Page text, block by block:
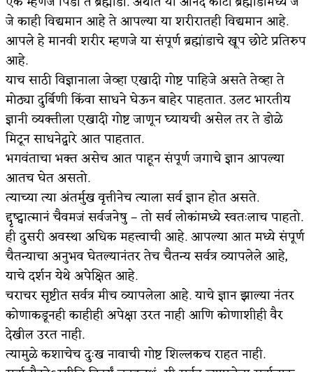
सुवर्ण – झळाळी
अष्टपैलू : खंडू रांगणेकर
अपूर्ण कथा
बुडीच खटलं – संयुक्त कुटुंब का गरजेचं?
जे काही विद्यमान आहे ते आपल्या या शरीरातही विद्यमान आहे.
आपले हे मानवी शरीर म्हणजे या संपूर्ण ब्रह्मांडाचे खूप छोटे प्रतिरुप
आहे.
याच साठी विज्ञानाला जेव्हा एखादी गोष्ट पाहिजे असते तेव्हा ते
मोठ्या दुर्बिणी किंवा साधने घेऊन बाहेर पाहतात. उलट भारतीय
ज्ञानी व्यक्तीला एखादी गोष्ट जाणून घ्यायची असेल तर ते डोळे
मिटून साधनेद्वारे आत पाहतात.
भगवंताचा भक्त असेच आत पाहून संपूर्ण जगाचे ज्ञान आपल्या
आतच घेत असतो.
त्याच्या त्या अंतर्मुख वृत्तीनेच त्याला सर्व ज्ञान होत असते.
द्दृष्ट्वात्मानं चैवमजं सर्वजनेषु – तो सर्व लोकांमध्ये स्वतःलाच पाहतो.
ही दुसरी अवस्था अधिक महत्त्वाची आहे. आपल्या आत मध्ये संपूर्ण
चैतन्याचा अनुभव घेतल्यानंतर तेच चैतन्य सर्वत्र व्यापलेले आहे,
याचे दर्शन येथे अपेक्षित आहे.
चराचर सृष्टीत सर्वत्र मीच व्यापलेला आहे. याचे ज्ञान झाल्या नंतर
कोणाकडूनही काहीही अपेक्षा उरत नाही आणि कोणाशीही वैर
देखील उरत नाही.
त्यामुळे कशाचेच दुःख नावाची गोष्ट शिल्लकच राहत नाही.